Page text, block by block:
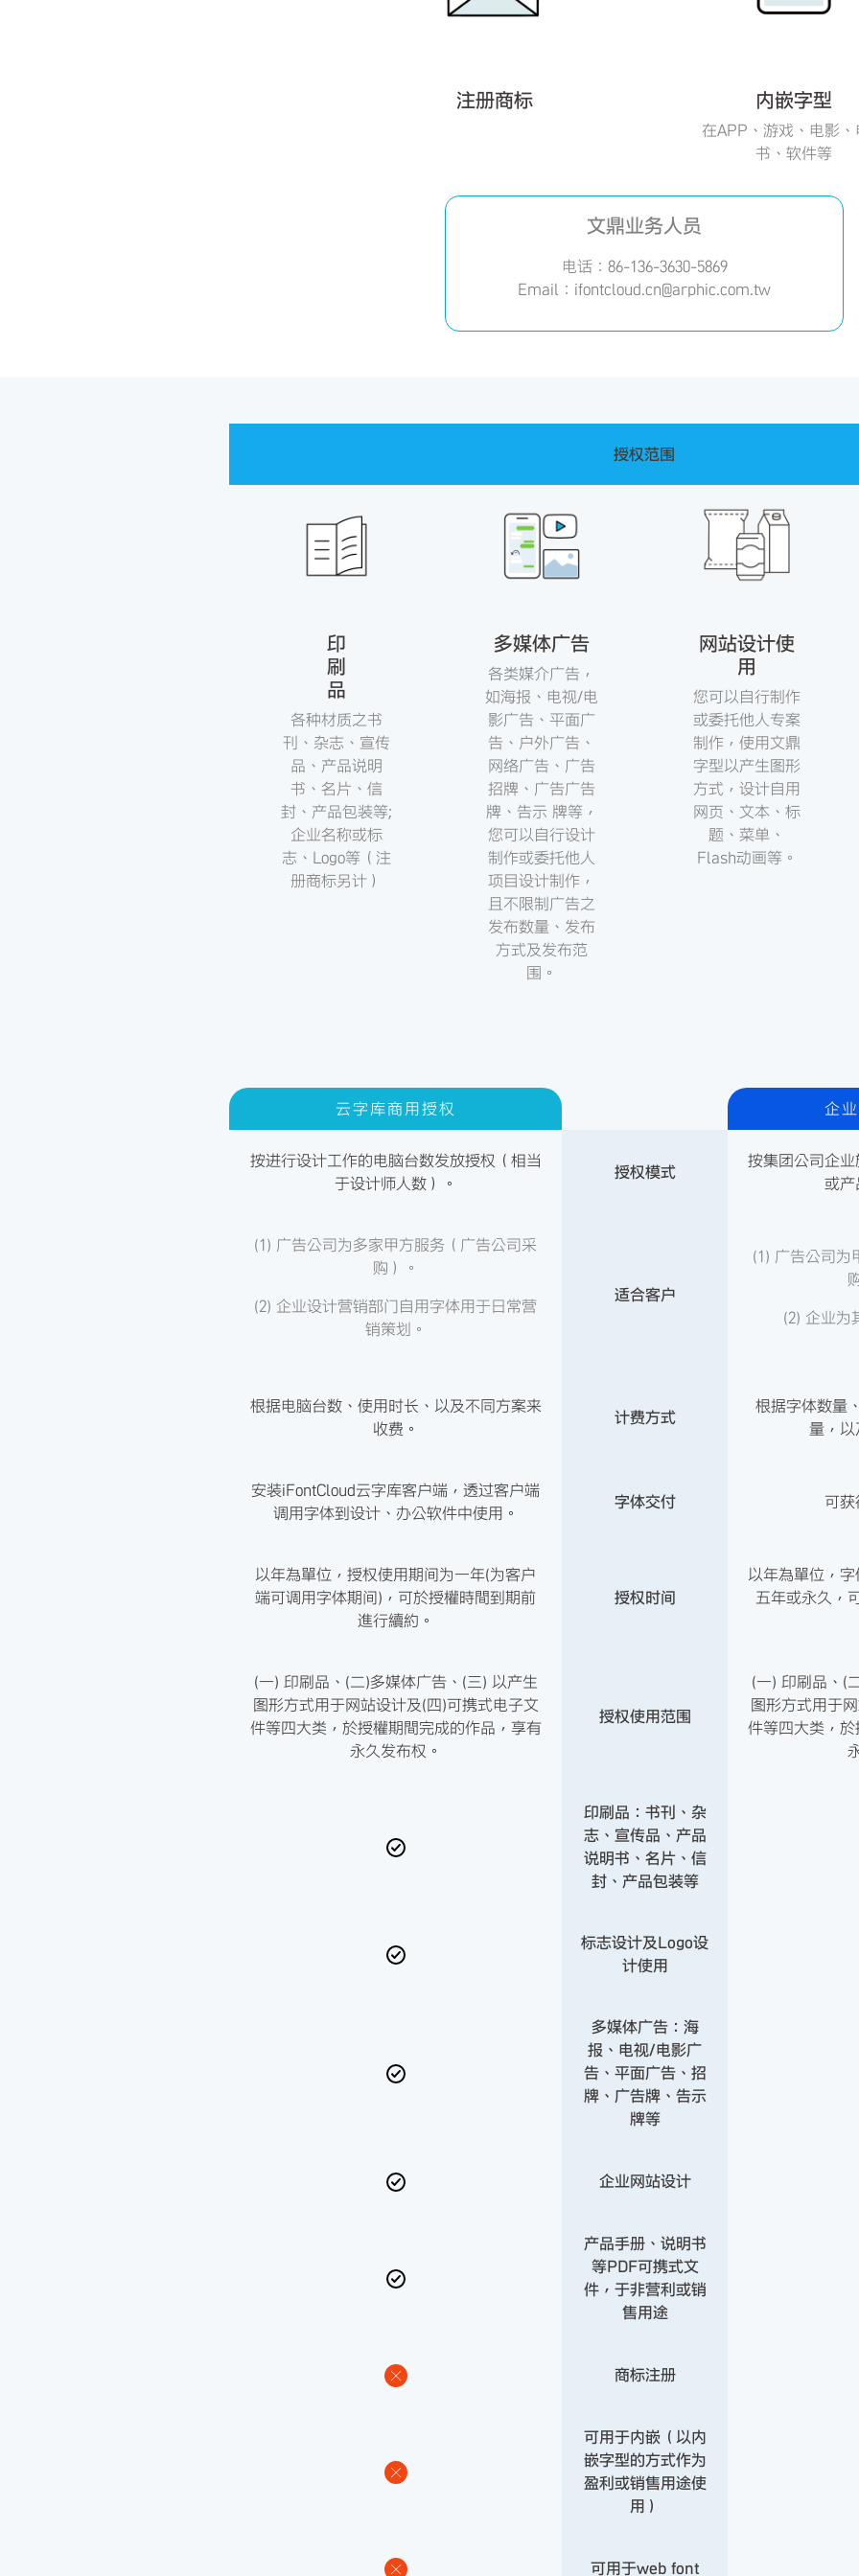
注册商标 内嵌字型
在APP、游戏、电影、
书、软件等
文鼎业务人员
电话：86-136-3630-5869
Email：ifontcloud.cn@arphic.com.tw
授权范围
印
刷
品
各种材质之书
刊、杂志、宣传
品、产品说明
书、名片、信
封、产品包装等;
企业名称或标
志、Logo等（注
册商标另计）
多媒体广告
各类媒介广告，
如海报、电视/电
影广告、平面广
告、户外广告、
网络广告、广告
招牌、广告广告
牌、告示 牌等，
您可以自行设计
制作或委托他人
项目设计制作，
且不限制广告之
发布数量、发布
方式及发布范
围。
网站设计使
用
您可以自行制作
或委托他人专案
制作，使用文鼎
字型以产生图形
方式，设计自用
网页、文本、标
题、菜单、
Flash动画等。
云字库商用授权 企
按进行设计工作的电脑台数发放授权（相当
于设计师人数）。
授权模式
按集团公司企
或产
(1) 广告公司为多家甲方服务（广告公司采
购）。
(2) 企业设计营销部门自用字体用于日常营
销策划。
适合客户
(1) 广告公司为
(2) 企业为
根据电脑台数、使用时长、以及不同方案来
收费。
计费方式
根据字体数量
量，以
安装iFontCloud云字库客户端，透过客户端
调用字体到设计、办公软件中使用。
字体交付 可获
以年為單位，授权使用期间为一年(为客户
端可调用字体期间)，可於授權時間到期前
進行續約。
授权时间
以年為單位，
五年或永久，
(一) 印刷品、(二)多媒体广告、(三) 以产生
图形方式用于网站设计及(四)可携式电子文
件等四大类，於授權期間完成的作品，享有
永久发布权。
授权使用范围
(一) 印刷品、(
图形方式用于
件等四大类，
印刷品：书刊、杂
志、宣传品、产品
说明书、名片、信
封、产品包装等
标志设计及Logo设
计使用
多媒体广告：海
报、电视/电影广
告、平面广告、招
牌、广告牌、告示
牌等
企业网站设计
产品手册、说明书
等PDF可携式文
件，于非营利或销
售用途
商标注册
可用于内嵌（以内
嵌字型的方式作为
盈利或销售用途使
用）
可用于web font